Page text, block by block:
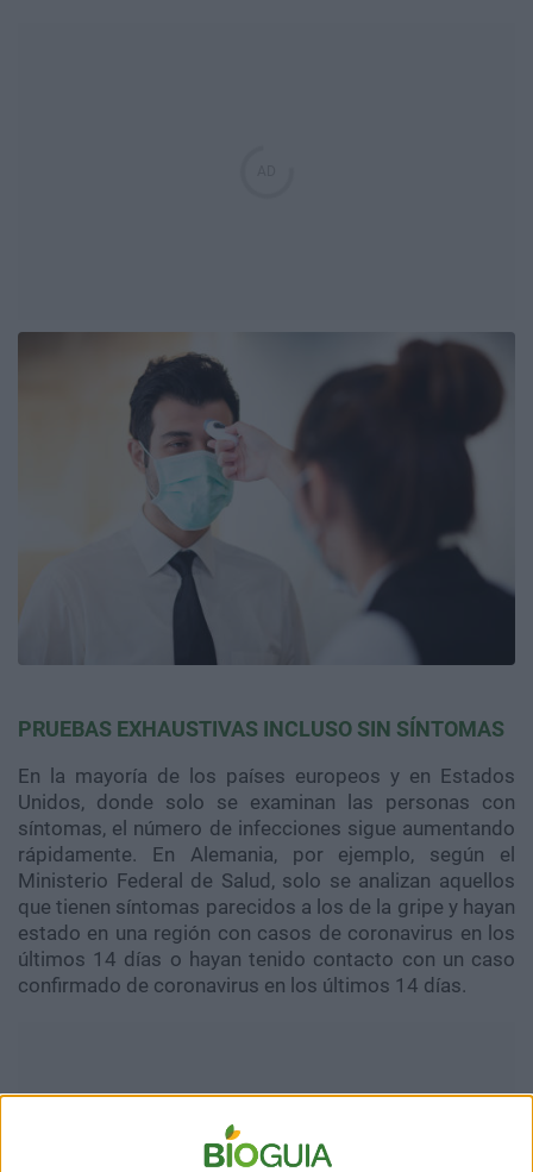
PRUEBAS EXHAUSTIVAS INCLUSO SIN SÍNTOMAS
En la mayoría de los países europeos y en Estados
Unidos, donde solo se examinan las personas con
síntomas, el número de infecciones sigue aumentando
rápidamente. En Alemania, por ejemplo, según el
Ministerio Federal de Salud, solo se analizan aquellos
que tienen síntomas parecidos a los de la gripe y hayan
estado en una región con casos de coronavirus en los
últimos 14 días o hayan tenido contacto con un caso
confirmado de coronavirus en los últimos 14 días.